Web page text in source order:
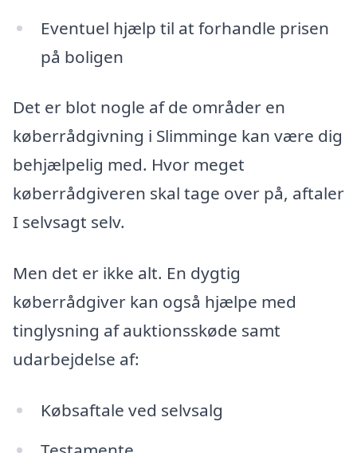
Eventuel hjælp til at forhandle prisen
på boligen
Det er blot nogle af de områder en
køberrådgivning i Slimminge kan være dig
behjælpelig med. Hvor meget
køberrådgiveren skal tage over på, aftaler
I selvsagt selv.
Men det er ikke alt. En dygtig
køberrådgiver kan også hjælpe med
tinglysning af auktionsskøde samt
udarbejdelse af:
Købsaftale ved selvsalg